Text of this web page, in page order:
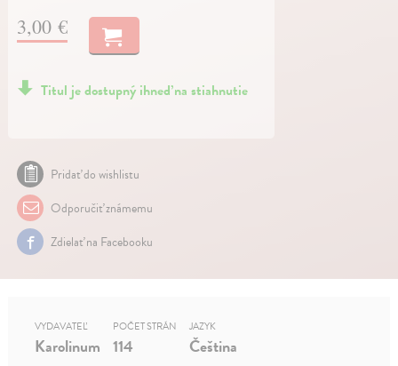
3,00 €
Titul je dostupný ihneď na stiahnutie
Pridať do wishlistu
Odporučiť známemu
Zdielať na Facebooku
VYDAVATEĽ
Karolinum
POČET STRÁN
114
JAZYK
Čeština